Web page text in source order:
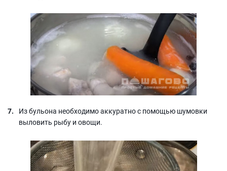
Из бульона необходимо аккуратно с помощью шумовки
выловить рыбу и овощи.